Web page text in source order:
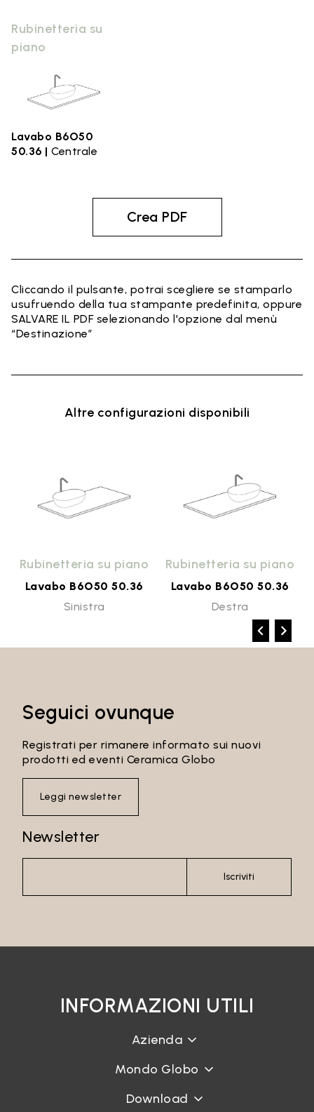
Rubinetteria su
piano
Lavabo B6O50
50.36 | Centrale
Crea PDF
Cliccando il pulsante, potrai scegliere se stamparlo
usufruendo della tua stampante predefinita, oppure
SALVARE IL PDF selezionando l'opzione dal menù
“Destinazione”
Altre configurazioni disponibili
Rubinetteria su piano
Lavabo B6O50 50.36
Sinistra
Rubinetteria su piano
Lavabo B6O50 50.36
Destra
Seguici ovunque
Registrati per rimanere informato sui nuovi
prodotti ed eventi Ceramica Globo
Leggi newsletter
Newsletter
Iscriviti
INFORMAZIONI UTILI
Azienda
Mondo Globo
Download